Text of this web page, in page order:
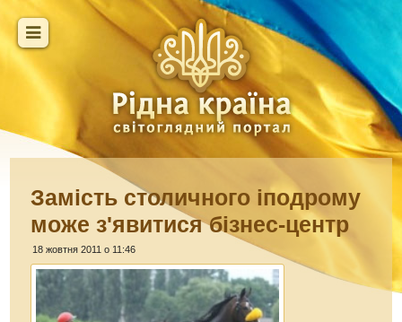
Замість столичного іподрому
може з'явитися бізнес-центр
18 жовтня 2011 о 11:46